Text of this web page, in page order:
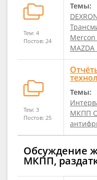
Тем: 4
Постов: 24
Темы:
Mercon
MAZDA
Тем: 3
Постов: 25
Темы:
МКПП
Обсуждение
МКПП,